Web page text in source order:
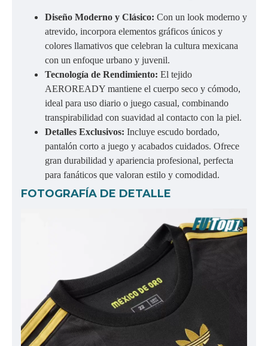
Diseño Moderno y Clásico: Con un look moderno y
atrevido, incorpora elementos gráficos únicos y
colores llamativos que celebran la cultura mexicana
con un enfoque urbano y juvenil.
Tecnología de Rendimiento: El tejido
AEROREADY mantiene el cuerpo seco y cómodo,
ideal para uso diario o juego casual, combinando
transpirabilidad con suavidad al contacto con la piel.
Detalles Exclusivos: Incluye escudo bordado,
pantalón corto a juego y acabados cuidados. Ofrece
gran durabilidad y apariencia profesional, perfecta
para fanáticos que valoran estilo y comodidad.
FOTOGRAFÍA DE DETALLE